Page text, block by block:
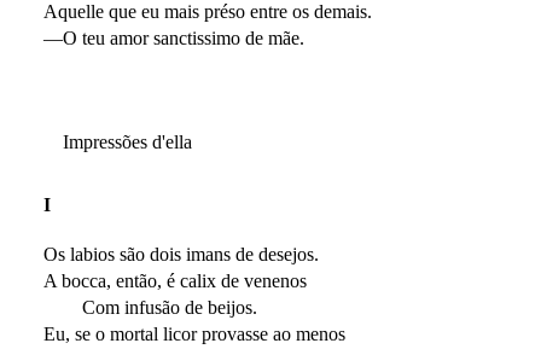
Aquelle que eu mais préso entre os demais.
—O teu amor sanctissimo de mãe.
Impressões d'ella
I
Os labios são dois imans de desejos.
A bocca, então, é calix de venenos
Com infusão de beijos.
Eu, se o mortal licor provasse ao menos